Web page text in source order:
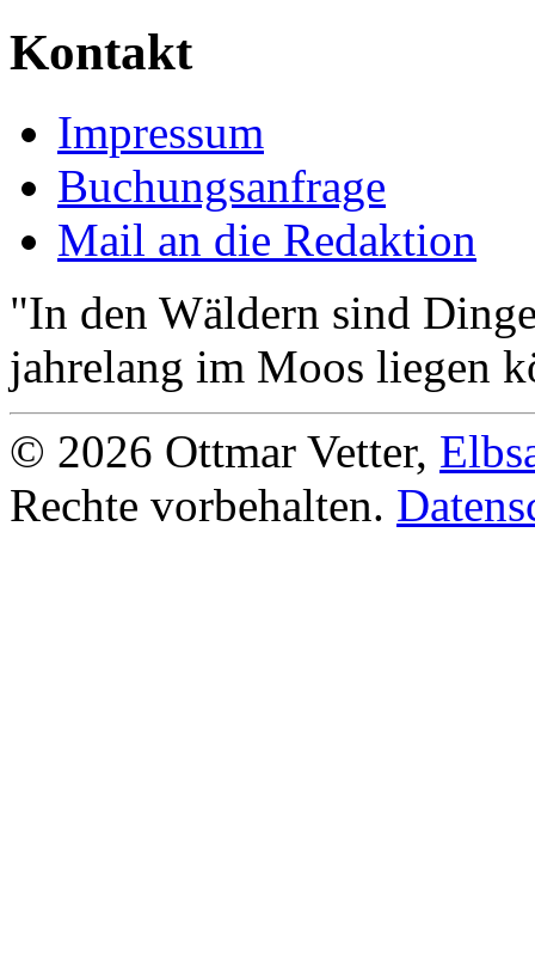
Kontakt
Impressum
Buchungsanfrage
Mail an die Redaktion
"In den Wäldern sind
jahrelang im Moos liegen
© 2026 Ottmar Vetter,
Rechte vorbehalten.